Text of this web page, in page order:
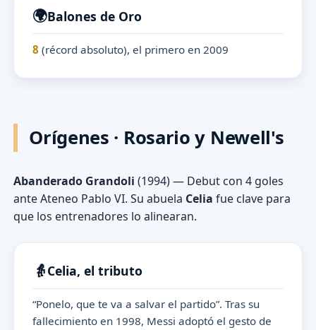
🌍Balones de Oro
8 (récord absoluto), el primero en 2009
Orígenes · Rosario y Newell's
Abanderado Grandoli (1994) — Debut con 4 goles
ante Ateneo Pablo VI. Su abuela Celia fue clave para
que los entrenadores lo alinearan.
👵Celia, el tributo
“Ponelo, que te va a salvar el partido”. Tras su
fallecimiento en 1998, Messi adoptó el gesto de